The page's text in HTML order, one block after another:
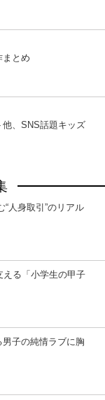
とめ
、SNS話題キッズ
人身取引”のリアル
える「小学生の甲子
子の純情ラブに胸